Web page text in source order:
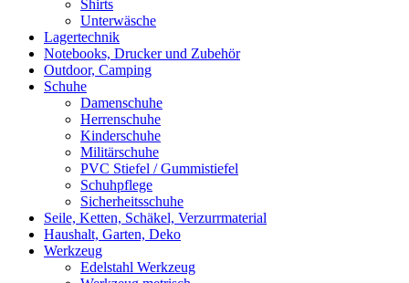
Shirts
Unterwäsche
Lagertechnik
Notebooks, Drucker und Zubehör
Outdoor, Camping
Schuhe
Damenschuhe
Herrenschuhe
Kinderschuhe
Militärschuhe
PVC Stiefel / Gummistiefel
Schuhpflege
Sicherheitsschuhe
Seile, Ketten, Schäkel, Verzurrmaterial
Haushalt, Garten, Deko
Werkzeug
Edelstahl Werkzeug